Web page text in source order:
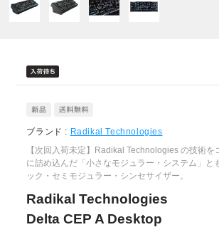
ブランド : Radikal Technologies
【次回入荷未定】Radikal Technologies の技術を
に詰め込んだ「小さなモジュラー・システム」と
ック・セミモジュラー・シンセサイザー。
Radikal Technologies
Delta CEP A Desktop